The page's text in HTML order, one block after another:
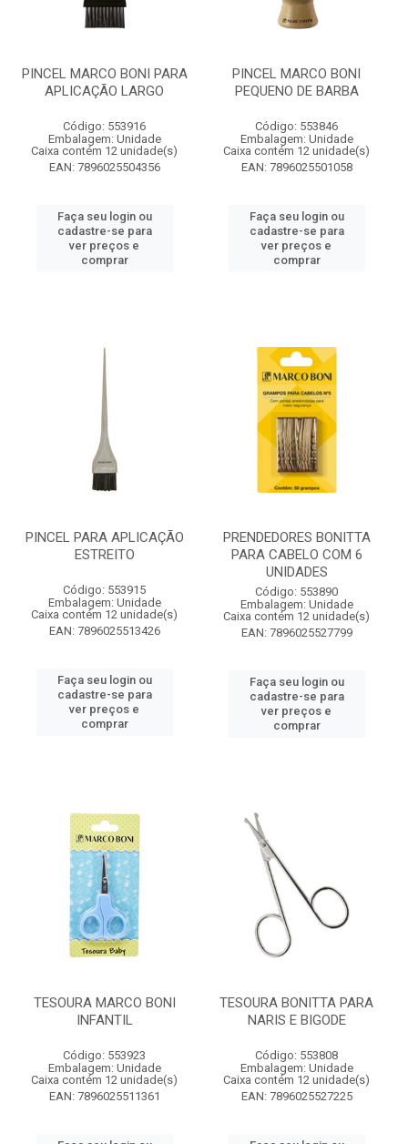
PINCEL MARCO BONI PARA
APLICAÇÃO LARGO
Código: 553916
Embalagem: Unidade
Caixa contém 12 unidade(s)
EAN: 7896025504356
Faça seu login ou
cadastre-se para
ver preços e
comprar
PINCEL MARCO BONI
PEQUENO DE BARBA
Código: 553846
Embalagem: Unidade
Caixa contém 12 unidade(s)
EAN: 7896025501058
Faça seu login ou
cadastre-se para
ver preços e
comprar
PINCEL PARA APLICAÇÃO
ESTREITO
Código: 553915
Embalagem: Unidade
Caixa contém 12 unidade(s)
EAN: 7896025513426
Faça seu login ou
cadastre-se para
ver preços e
comprar
PRENDEDORES BONITTA
PARA CABELO COM 6
UNIDADES
Código: 553890
Embalagem: Unidade
Caixa contém 12 unidade(s)
EAN: 7896025527799
Faça seu login ou
cadastre-se para
ver preços e
comprar
TESOURA MARCO BONI
INFANTIL
Código: 553923
Embalagem: Unidade
Caixa contém 12 unidade(s)
EAN: 7896025511361
TESOURA BONITTA PARA
NARIS E BIGODE
Código: 553808
Embalagem: Unidade
Caixa contém 12 unidade(s)
EAN: 7896025527225